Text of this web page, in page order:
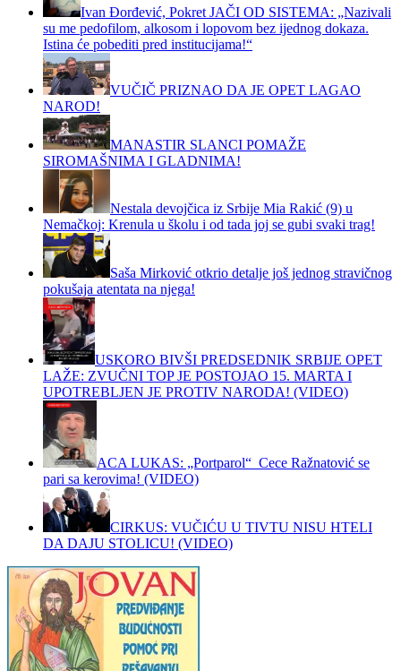
Ivan Đorđević, Pokret JAČI OD SISTEMA: „Nazivali
su me pedofilom, alkosom i lopovom bez ijednog dokaza.
Istina će pobediti pred institucijama!“
VUČIČ PRIZNAO DA JE OPET LAGAO
NAROD!
MANASTIR SLANCI POMAŽE
SIROMAŠNIMA I GLADNIMA!
Nestala devojčica iz Srbije Mia Rakić (9) u
Nemačkoj: Krenula u školu i od tada joj se gubi svaki trag!
Saša Mirković otkrio detalje još jednog stravičnog
pokušaja atentata na njega!
USKORO BIVŠI PREDSEDNIK SRBIJE OPET
LAŽE: ZVUČNI TOP JE POSTOJAO 15. MARTA I
UPOTREBLJEN JE PROTIV NARODA! (VIDEO)
ACA LUKAS: „Portparol“ Cece Ražnatović se
pari sa kerovima! (VIDEO)
CIRKUS: VUČIĆU U TIVTU NISU HTELI
DA DAJU STOLICU! (VIDEO)